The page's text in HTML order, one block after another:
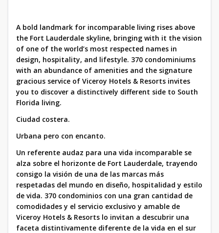
A bold landmark for incomparable living rises above
the Fort Lauderdale skyline, bringing with it the vision
of one of the world’s most respected names in
design, hospitality, and lifestyle. 370 condominiums
with an abundance of amenities and the signature
gracious service of Viceroy Hotels & Resorts invites
you to discover a distinctively different side to South
Florida living.
Ciudad costera.
Urbana pero con encanto.
Un referente audaz para una vida incomparable se
alza sobre el horizonte de Fort Lauderdale, trayendo
consigo la visión de una de las marcas más
respetadas del mundo en diseño, hospitalidad y estilo
de vida. 370 condominios con una gran cantidad de
comodidades y el servicio exclusivo y amable de
Viceroy Hotels & Resorts lo invitan a descubrir una
faceta distintivamente diferente de la vida en el sur